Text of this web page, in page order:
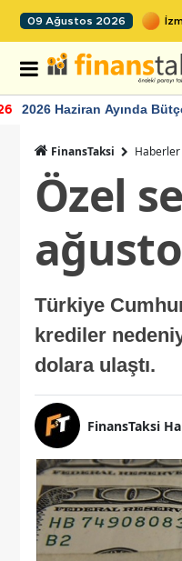
09 Ağustos 2026
2026 Haziran Ayında
FinansTaksi Haberler
Özel
Türkiye
krediler
dolara ulaştı.
FinansTaksi